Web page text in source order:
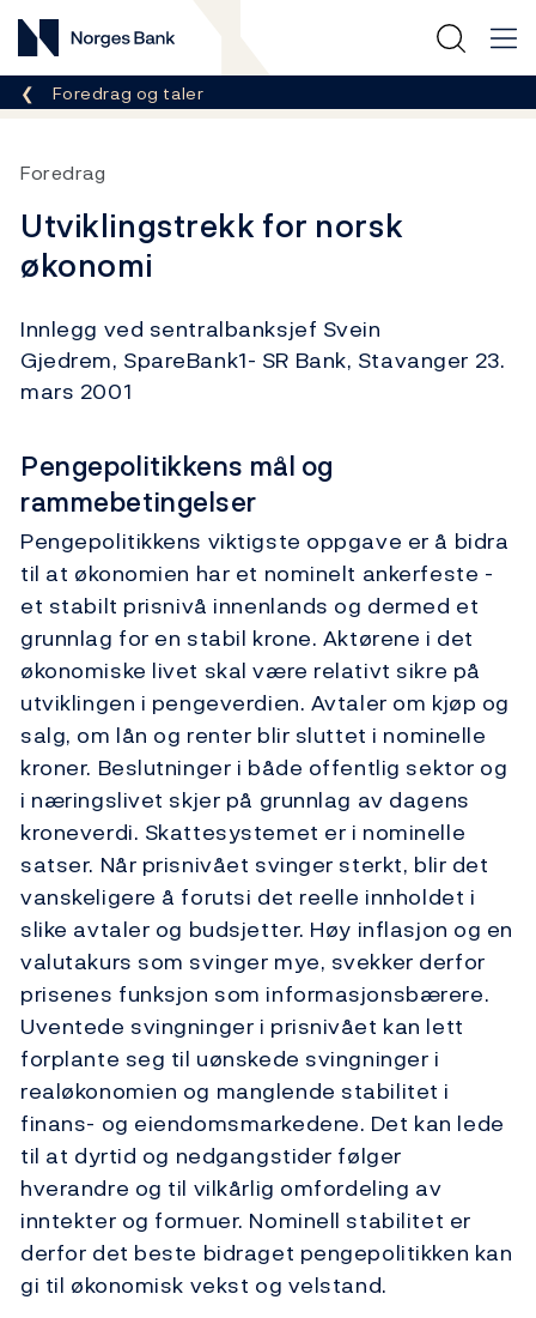
Norges Bank
Her er du nå:
Foredrag og taler
Foredrag
Utviklingstrekk for norsk
økonomi
Innlegg ved sentralbanksjef Svein
Gjedrem, SpareBank1- SR Bank, Stavanger 23.
mars 2001
Pengepolitikkens mål og
rammebetingelser
Pengepolitikkens viktigste oppgave er å bidra
til at økonomien har et nominelt ankerfeste -
et stabilt prisnivå innenlands og dermed et
grunnlag for en stabil krone. Aktørene i det
økonomiske livet skal være relativt sikre på
utviklingen i pengeverdien. Avtaler om kjøp og
salg, om lån og renter blir sluttet i nominelle
kroner. Beslutninger i både offentlig sektor og
i næringslivet skjer på grunnlag av dagens
kroneverdi. Skattesystemet er i nominelle
satser. Når prisnivået svinger sterkt, blir det
vanskeligere å forutsi det reelle innholdet i
slike avtaler og budsjetter. Høy inflasjon og en
valutakurs som svinger mye, svekker derfor
prisenes funksjon som informasjonsbærere.
Uventede svingninger i prisnivået kan lett
forplante seg til uønskede svingninger i
realøkonomien og manglende stabilitet i
finans- og eiendomsmarkedene. Det kan lede
til at dyrtid og nedgangstider følger
hverandre og til vilkårlig omfordeling av
inntekter og formuer. Nominell stabilitet er
derfor det beste bidraget pengepolitikken kan
gi til økonomisk vekst og velstand.